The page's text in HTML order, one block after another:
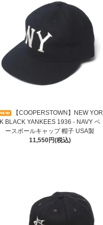
【COOPERSTOWN】NEW YOR
K BLACK YANKEES 1936 - NAVY ベ
ースボールキャップ 帽子 USA製
11,550円(税込)